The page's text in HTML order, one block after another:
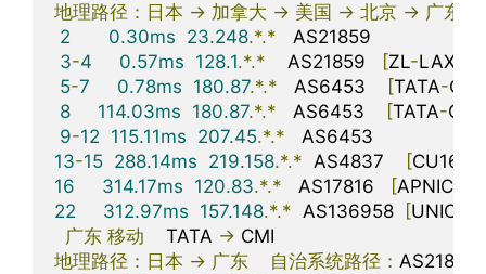
地理路径：日本 -> 加拿大 -> 美国 -> 北京 -> 广东
2
0.30ms 23.248.*.*
   AS21859
3-4 0.57ms 128.1.*.*
    AS21859
[ZL-LAX
5-7 0.78ms 180.87.*.*
   AS6453
[TATA-
8
114.03ms 180.87.*.*
   AS6453
[TATA-
9-12 115.11ms 207.45.*.*
13-15 288.14ms 219.158.*.*
  AS4837
[CU169
16
314.17ms 120.83.*.*
   AS17816
[APNIC
22
312.97ms 157.148.*.*
  AS136958
[UNICOM
广东 移动
    TATA
->
地理路径：日本 -> 广东 自治系统路径： AS21859